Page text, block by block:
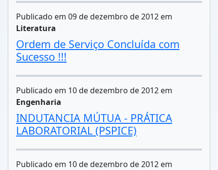
Publicado em 09 de dezembro de 2012 em
Literatura
Ordem de Serviço Concluída com
Sucesso !!!
Publicado em 10 de dezembro de 2012 em
Engenharia
INDUTANCIA MÚTUA - PRÁTICA
LABORATORIAL (PSPICE)
Publicado em 10 de dezembro de 2012 em